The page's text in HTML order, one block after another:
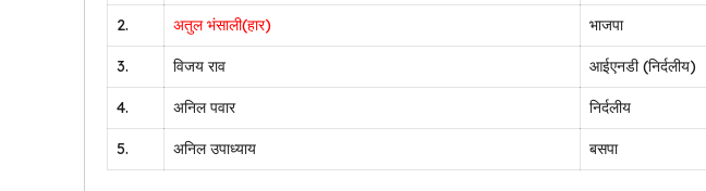
2. अतुल भंसाली(हार) भाजपा
3. विजय राव आईएनडी (निर्दलीय)
4. अनिल पवार निर्दलीय
5. अनिल उपाध्याय बसपा